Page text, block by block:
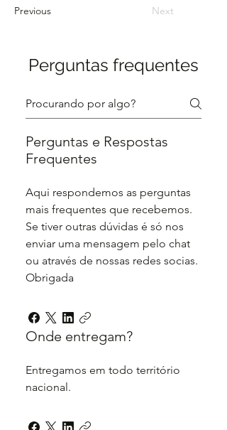
Previous Next
Perguntas frequentes
Perguntas e Respostas
Frequentes
Aqui respondemos as perguntas
mais frequentes que recebemos.
Se tiver outras dúvidas é só nos
enviar uma mensagem pelo chat
ou através de nossas redes socias.
Obrigada
Onde entregam?
Entregamos em todo território
nacional.